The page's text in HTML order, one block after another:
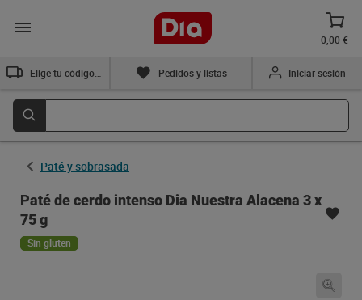
0,00 €
Pedidos y listas Iniciar sesión
Paté y sobrasada
Paté de cerdo intenso Dia Nuestra Alacena 3 x
75 g
Sin gluten